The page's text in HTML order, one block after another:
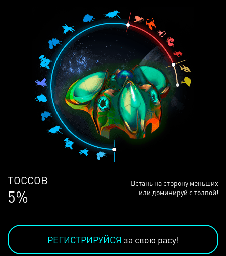
ЛЮДЕЙ
68%
Встань на сторону меньших
или доминируй с толпой!
РЕГИСТРИРУЙСЯ за свою расу!